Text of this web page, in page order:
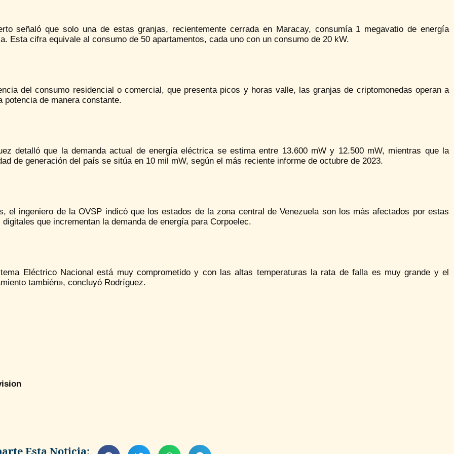
señaló que solo una de estas granjas, recientemente cerrada en Maracay, consumía 1 megavatio de energía
Esta cifra equivale al consumo de 50 apartamentos, cada uno con un consumo de 20 kW.
del consumo residencial o comercial, que presenta picos y horas valle, las granjas de criptomonedas operan a
potencia de manera constante.
detalló que la demanda actual de energía eléctrica se estima entre 13.600 mW y 12.500 mW, mientras que la
de generación del país se sitúa en 10 mil mW, según el más reciente informe de octubre de 2023.
el ingeniero de la OVSP indicó que los estados de la zona central de Venezuela son los más afectados por estas
digitales que incrementan la demanda de energía para Corpoelec.
Eléctrico Nacional está muy comprometido y con las altas temperaturas la rata de falla es muy grande y el
también», concluyó Rodríguez.
Esta Noticia: